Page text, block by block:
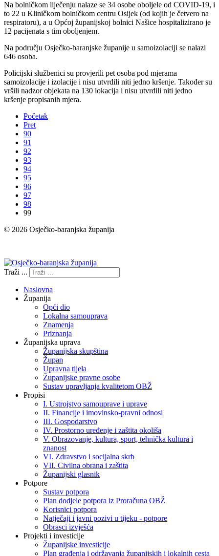
Na bolničkom liječenju nalaze se 34 osobe oboljele od COVID-19, i
to 22 u Kliničkom bolničkom centru Osijek (od kojih je četvero na
respiratoru), a u Općoj županijskoj bolnici Našice hospitalizirano je
12 pacijenata s tim oboljenjem.
Na području Osječko-baranjske županije u samoizolaciji se nalazi
646 osoba.
Policijski službenici su provjerili pet osoba pod mjerama
samoizolacije i izolacije i nisu utvrdili niti jedno kršenje. Također su
vršili nadzor objekata na 130 lokacija i nisu utvrdili niti jedno
kršenje propisanih mjera.
Početak
Pret
90
91
92
93
94
95
96
97
98
99
© 2026 Osječko-baranjska županija
Traži ...
Naslovna
Županija
Opći dio
Lokalna samouprava
Znamenja
Priznanja
Županijska uprava
Županijska skupština
Župan
Upravna tijela
Županijske pravne osobe
Sustav upravljanja kvalitetom OBŽ
Propisi
I. Ustrojstvo samouprave i uprave
II. Financije i imovinsko-pravni odnosi
III. Gospodarstvo
IV. Prostorno uređenje i zaštita okoliša
V. Obrazovanje, kultura, sport, tehnička kultura i
znanost
VI. Zdravstvo i socijalna skrb
VII. Civilna obrana i zaštita
Županijski glasnik
Potpore
Sustav potpora
Plan dodjele potpora iz Proračuna OBŽ
Korisnici potpora
Natječaji i javni pozivi u tijeku - potpore
Obrasci izvješća
Projekti i investicije
Županijske investicije
Plan građenja i održavanja županijskih i lokalnih cesta